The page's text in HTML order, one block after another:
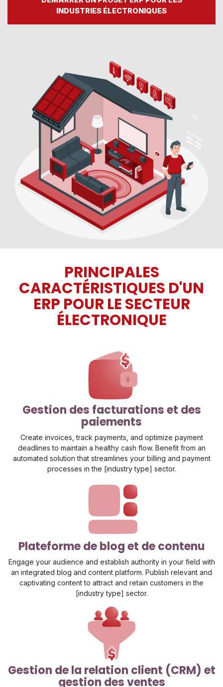
INDUSTRIES ÉLECTRONIQUES
PRINCIPALES
CARACTÉRISTIQUES D'UN
ERP POUR LE SECTEUR
ÉLECTRONIQUE
Gestion des facturations et des
paiements
Create invoices, track payments, and optimize payment
deadlines to maintain a healthy cash flow. Benefit from an
automated solution that streamlines your billing and payment
processes in the [industry type] sector.
Plateforme de blog et de contenu
Engage your audience and establish authority in your field with
an integrated blog and content platform. Publish relevant and
captivating content to attract and retain customers in the
[industry type] sector.
Gestion de la relation client (CRM) et
gestion des ventes